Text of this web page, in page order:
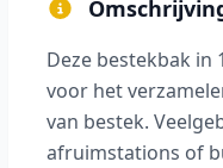
Deze bestekbak in
voor het
van bestek.
afruimstations of